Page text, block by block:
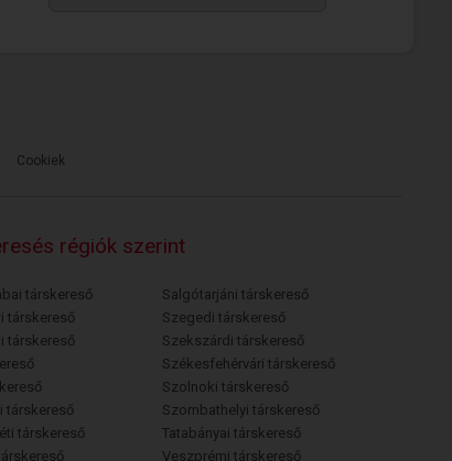
Cookiek
régiók szerint
társkereső
társkereső
társkereső
társkereső
társkereső
Salgótarjáni társkereső
Szegedi társkereső
Szekszárdi társkereső
Székesfehérvári társkereső
Szolnoki társkereső
Szombathelyi társkereső
Tatabányai társkereső
Veszprémi társkereső